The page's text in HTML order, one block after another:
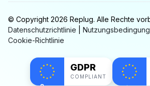
© Copyright 2026 Replug. Alle Rechte
Datenschutzrichtlinie
Cookie-Richtlinie
GDPR
COMPLIANT